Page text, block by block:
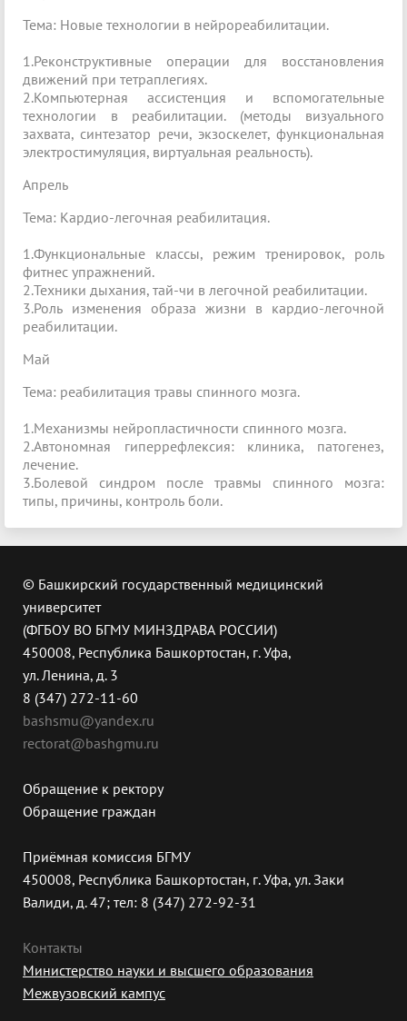
Тема: Новые технологии в нейрореабилитации.
1.Реконструктивные операции для восстановления
движений при тетраплегиях.
2.Компьютерная ассистенция и вспомогательные
технологии в реабилитации. (методы визуального
захвата, синтезатор речи, экзоскелет, функциональная
электростимуляция, виртуальная реальность).
Апрель
Тема: Кардио-легочная реабилитация.
1.Функциональные классы, режим тренировок, роль
фитнес упражнений.
2.Техники дыхания, тай-чи в легочной реабилитации.
3.Роль изменения образа жизни в кардио-легочной
реабилитации.
Май
Тема: реабилитация травы спинного мозга.
1.Механизмы нейропластичности спинного мозга.
2.Автономная гиперрефлексия: клиника, патогенез,
лечение.
3.Болевой синдром после травмы спинного мозга:
типы, причины, контроль боли.
© Башкирский государственный медицинский
университет
(ФГБОУ ВО БГМУ МИНЗДРАВА РОССИИ)
450008, Республика Башкортостан, г. Уфа,
ул. Ленина, д. 3
8 (347) 272-11-60
bashsmu@yandex.ru
rectorat@bashgmu.ru
Обращение к ректору
Обращение граждан
Приёмная комиссия БГМУ
450008, Республика Башкортостан, г. Уфа, ул. Заки
Валиди, д. 47; тел: 8 (347) 272-92-31
Контакты
Министерство науки и высшего образования
Межвузовский кампус